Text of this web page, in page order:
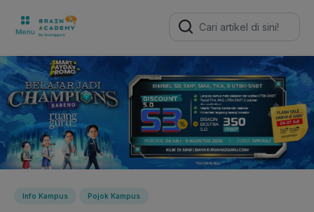
Search
for:
Info Kampus Pojok Kampus